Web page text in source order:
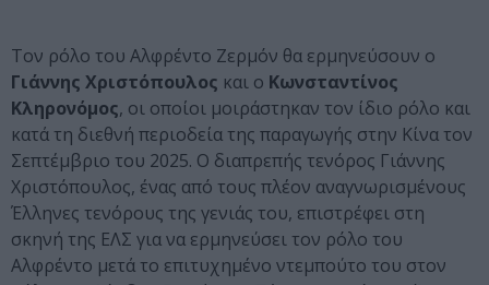
Τον ρόλο του Αλφρέντο Ζερμόν θα ερμηνεύσουν ο
Γιάννης Χριστόπουλος και ο Κωνσταντίνος
Κληρονόμος, οι οποίοι μοιράστηκαν τον ίδιο ρόλο και
κατά τη διεθνή περιοδεία της παραγωγής στην Κίνα τον
Σεπτέμβριο του 2025. Ο διαπρεπής τενόρος Γιάννης
Χριστόπουλος, ένας από τους πλέον αναγνωρισμένους
Έλληνες τενόρους της γενιάς του, επιστρέφει στη
σκηνή της ΕΛΣ για να ερμηνεύσει τον ρόλο του
Αλφρέντο μετά το επιτυχημένο ντεμπούτο του στον